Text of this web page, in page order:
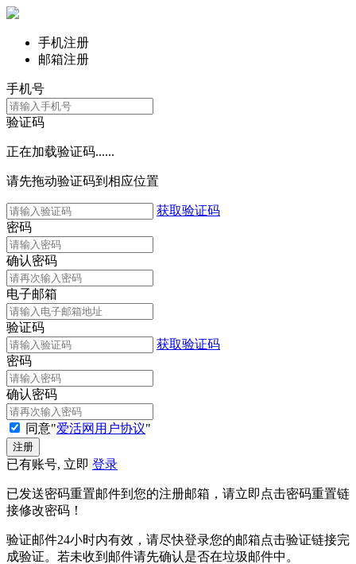
手机注册
邮箱注册
手机号
验证码
正在加载验证码......
请先拖动验证码到相应位置
获取验证码
密码
确认密码
电子邮箱
验证码
获取验证码
密码
确认密码
同意"爱活网用户协议"
已有账号, 立即 登录
已发送密码重置邮件到您的注册邮箱，请立即点击密码重置链
接修改密码！
验证邮件24小时内有效，请尽快登录您的邮箱点击验证链接完
成验证。若未收到邮件请先确认是否在垃圾邮件中。